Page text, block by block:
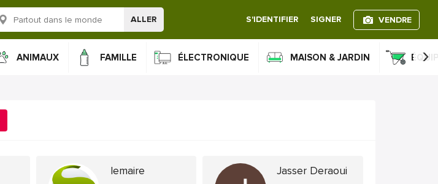
ALLER S'IDENTIFIER SIGNER VENDRE
ANIMAUX FAMILLE ÉLECTRONIQUE MAISON & JARDIN ›
lemaire Jasser Deraoui